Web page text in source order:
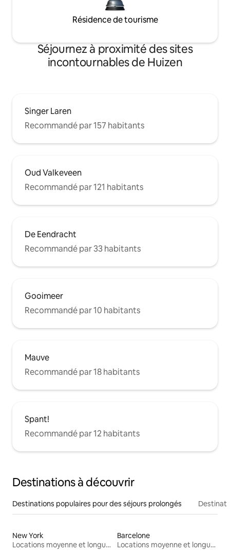
Résidence de tourisme
Séjournez à proximité des sites
incontournables de Huizen
Singer Laren
Recommandé par 157 habitants
Oud Valkeveen
Recommandé par 121 habitants
De Eendracht
Recommandé par 33 habitants
Gooimeer
Recommandé par 10 habitants
Mauve
Recommandé par 18 habitants
Spant!
Recommandé par 12 habitants
Destinations à découvrir
Destinations populaires pour des séjours prolongés
New York
Locations moyenne et longue durée
Barcelone
Locations moyenne et longue durée